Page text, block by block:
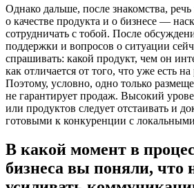
Однако дальше, после знакомства, речь
о качестве продукта и о бизнесе —
сотрудничать с тобой. После
поддержки и вопросов о ситуации
спрашивать: какой продукт, чем он
как отличается от того, что уже есть
Поэтому, условно, одно только
не гарантирует продаж. Высокий
или продуктов следует отстаивать и
готовыми к конкуренции с
В какой момент в
бизнеса вы поняли, что